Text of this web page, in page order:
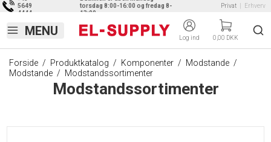
5649
4444
torsdag 8:00-16:00 og fredag 8-
13:00
Privat Erhverv
Log ind 0,00 DKK
Forside / Produktkatalog / Komponenter / Modstande /
Modstande / Modstandssortimenter
Modstandssortimenter